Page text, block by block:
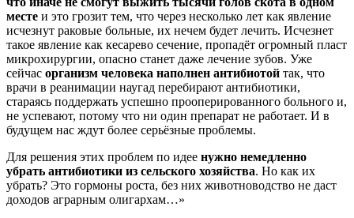
месте и это грозит тем, что через несколько лет как явление
исчезнут раковые больные, их нечем будет лечить. Исчезнет
такое явление как кесарево сечение, пропадёт огромный пласт
микрохирургии, опасно станет даже лечение зубов. Уже
сейчас организм человека наполнен антибиотой так, что
врачи в реанимации наугад перебирают антибиотики,
стараясь поддержать успешно прооперированного больного и,
не успевают, потому что ни один препарат не работает. И в
будущем нас ждут более серьёзные проблемы.
Для решения этих проблем по идее нужно немедленно
убрать антибиотики из сельского хозяйства. Но как их
убрать? Это гормоны роста, без них животноводство не даст
доходов аграрным олигархам…»